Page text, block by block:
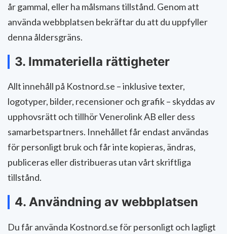
år gammal, eller ha målsmans tillstånd. Genom att
använda webbplatsen bekräftar du att du uppfyller
denna åldersgräns.
3. Immateriella rättigheter
Allt innehåll på Kostnord.se – inklusive texter,
logotyper, bilder, recensioner och grafik – skyddas av
upphovsrätt och tillhör Venerolink AB eller dess
samarbetspartners. Innehållet får endast användas
för personligt bruk och får inte kopieras, ändras,
publiceras eller distribueras utan vårt skriftliga
tillstånd.
4. Användning av webbplatsen
Du får använda Kostnord.se för personligt och lagligt